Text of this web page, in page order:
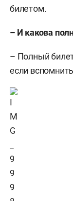
билетом.
– И какова
– Полный
если